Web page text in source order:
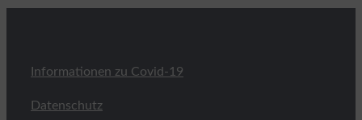
Informationen zu Covid-19
Datenschutz